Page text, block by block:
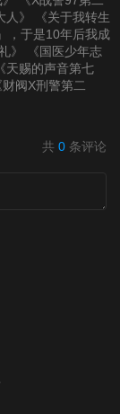
》
《关于我转生
，于是10年后我成
》
《国医少年志
《天赐的声音第七
财阀X刑警第二
共 0 条评论